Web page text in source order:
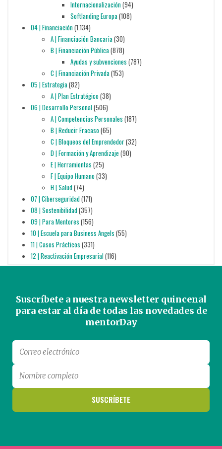
Internacionalización(94)
Softlanding Europa(108)
04 | Financiación(1.134)
A | Financiación Bancaria(30)
B | Financiación Pública(878)
Ayudas y subvenciones (787)
C | Financiación Privada(153)
05 | Estrategia(82)
A | Plan Estratégico(38)
06 | Desarrollo Personal(506)
A | Competencias Personales (187)
B | Reducir Fracaso(65)
C | Bloqueos del Emprendedor(32)
D | Formación y Aprendizaje (90)
E | Herramientas (25)
F | Equipo Humano(33)
H | Salud(74)
07 | Ciberseguridad(171)
08 | Sostenibilidad(357)
09 | Para Mentores (156)
10 | Escuela para Business Angels (55)
11 | Casos Prácticos (331)
12 | Reactivación Empresarial(116)
Suscríbete a nuestra newsletter quincenal
para estar al día de todas las novedades de
mentorDay